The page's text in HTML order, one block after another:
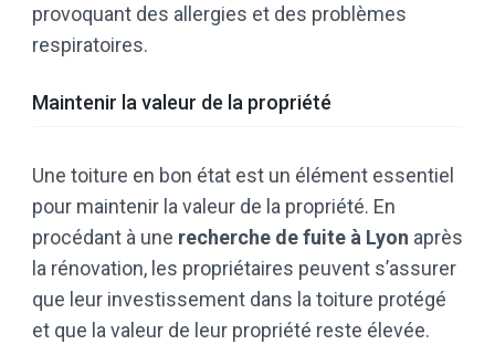
provoquant des allergies et des problèmes
respiratoires.
Maintenir la valeur de la propriété
Une toiture en bon état est un élément essentiel
pour maintenir la valeur de la propriété. En
procédant à une recherche de fuite à Lyon après
la rénovation, les propriétaires peuvent s’assurer
que leur investissement dans la toiture protégé
et que la valeur de leur propriété reste élevée.